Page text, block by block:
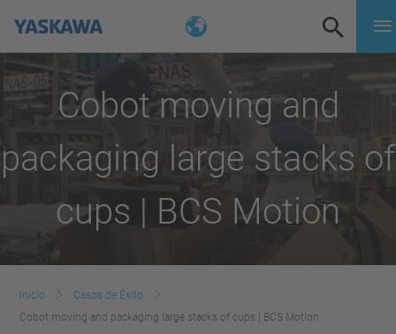
Cobot moving and
packaging large stacks of
cups | BCS Motion
Inicio
Casos de Éxito
Cobot moving and packaging large stacks of cups | BCS Motion